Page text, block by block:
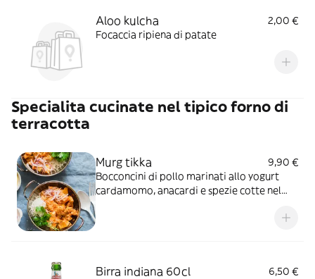
Aloo kulcha
2,00 €
Focaccia ripiena di patate
Specialita cucinate nel tipico forno di
terracotta
Murg tikka
9,90 €
Bocconcini di pollo marinati allo yogurt
cardamomo, anacardi e spezie cotte nel
Birra indiana 60cl 6,50 €